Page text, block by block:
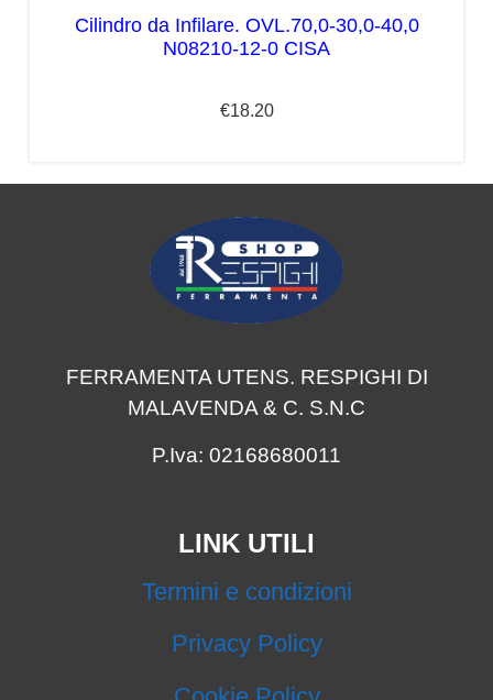
Cilindro da Infilare. OVL.70,0-30,0-40,0
N08210-12-0 CISA
€18.20
FERRAMENTA UTENS. RESPIGHI DI
MALAVENDA & C. S.N.C
P.Iva: 02168680011
LINK UTILI
Termini e condizioni
Privacy Policy